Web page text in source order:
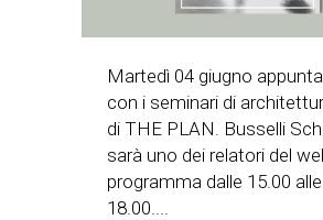
Martedì 04 giugno
con i seminari di
di THE PLAN. Busselli
sarà uno dei relatori del
programma dalle 15.00 alle
18.00....